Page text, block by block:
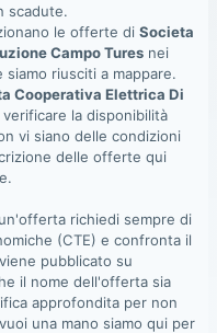
scadute.
le offerte di Societa
Campo Tures nei
riusciti a mappare.
Cooperativa Elettrica Di
verificare la disponibilità
vi siano delle condizioni
delle offerte qui
richiedi sempre di
(CTE) e confronta il
pubblicato su
il nome dell'offerta sia
approfondita per non
una mano siamo qui per